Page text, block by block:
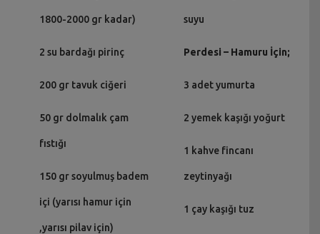
1800-2000 gr kadar)
2 su bardağı pirinç
200 gr tavuk ciğeri
50 gr dolmalık çam
fıstığı
150 gr soyulmuş badem
içi (yarısı hamur için
,yarısı pilav için)
suyu
Perdesi – Hamuru İçin;
3 adet yumurta
2 yemek kaşığı yoğurt
1 kahve fincanı
zeytinyağı
1 çay kaşığı tuz